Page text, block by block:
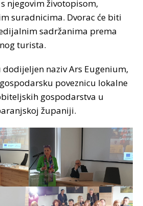
njegovim životopisom,
suradnicima. Dvorac će biti
sadržanima prema
turista.
naziv Ars Eugenium,
poveznicu lokalne
gospodarstva u
županiji.